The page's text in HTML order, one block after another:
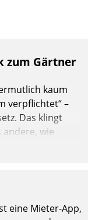
zum Gärtner
kaum
verpflichtet“ –
Das klingt
wie
der
eine Mieter-App,